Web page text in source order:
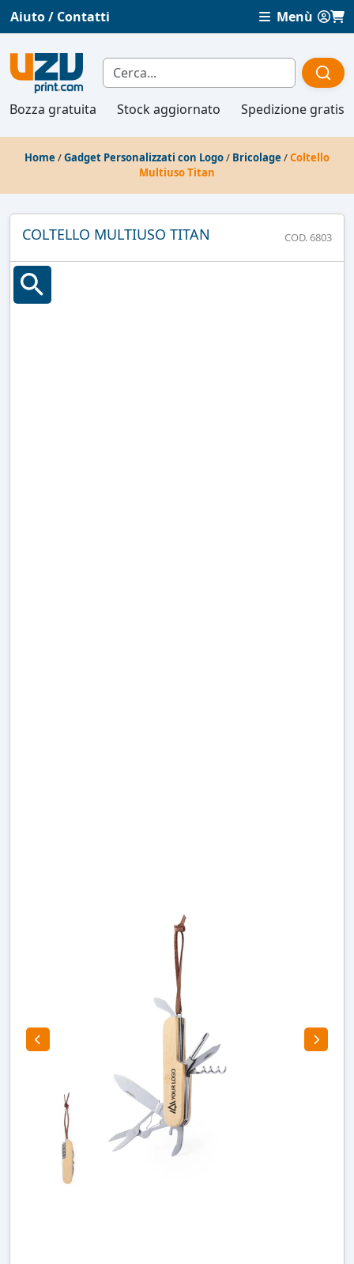
Aiuto / Contatti Menù
Bozza gratuita Stock aggiornato Spedizione gratis
Home /Gadget Personalizzati con Logo/ Bricolage /Coltello
Multiuso Titan
COLTELLO MULTIUSO TITAN COD. 6803